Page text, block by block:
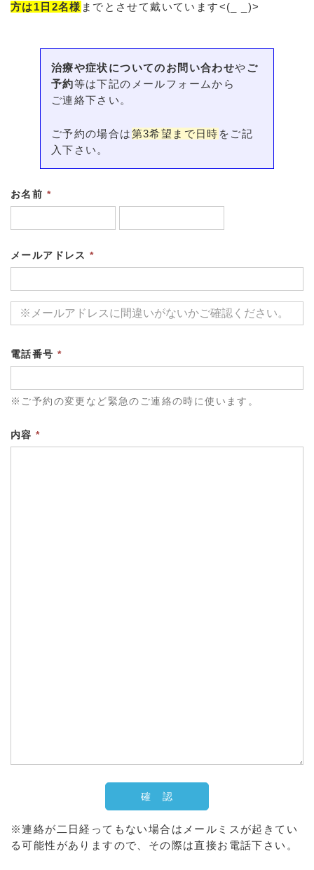
方は1日2名様 までとさせて戴いています<(_ _)>
治療や症状についてのお問い合わせやご
予約等は下記のメールフォームから
ご連絡下さい。
ご予約の場合は第3希望まで日時 をご記
入下さい。
お名前 *
メールアドレス*
電話番号 *
※ご予約の変更など緊急のご連絡の時に使います。
内容*
※連絡が二日経ってもない場合はメールミスが起きてい
る可能性がありますので、その際は直接お電話下さい。